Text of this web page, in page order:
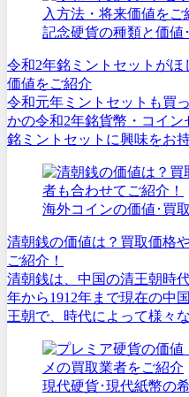
記念硬貨の種類と価値
令和2年銘ミントセットが
価値をご紹介
令和元年ミントセットも買
かの令和2年銘貨幣・コイ
銘ミントセットに興味をお
海外コインの価値･買
清朝銭の価値は？買取価格
ご紹介！
清朝銭は、中国の清王朝時
年から1912年まで現在の中
王朝で、時代によって様々
現代硬貨･現代紙幣の